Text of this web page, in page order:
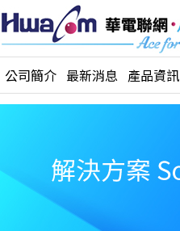
公司簡介 最新消息 產品資訊